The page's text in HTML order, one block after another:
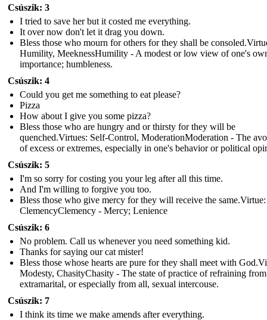
Csúszik: 3
I tried to save her but it costed me everything.
It over now don't let it drag you down.
Bless those who mourn for others for they shall be
Humility, MeeknessHumility - A modest or low view of one's
importance; humbleness.
Csúszik: 4
Could you get me something to eat please?
Pizza
How about I give you some pizza?
Bless those who are hungry and or thirsty for they will be
quenched.Virtues: Self-Control, ModerationModeration - The
of excess or extremes, especially in one's behavior or political
Csúszik: 5
I'm so sorry for costing you your leg after all this time.
And I'm willing to forgive you too.
Bless those who give mercy for they will receive the same.Virtue:
ClemencyClemency - Mercy; Lenience
Csúszik: 6
No problem. Call us whenever you need something kid.
Thanks for saying our cat mister!
Bless those whose hearts are pure for they shall meet with
Modesty, ChasityChasity - The state of practice of refraining from
extramarital, or especially from all, sexual intercouse.
Csúszik: 7
I think its time we make amends after everything.